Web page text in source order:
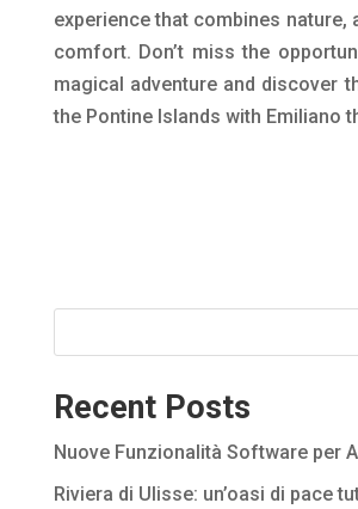
experience that combines nature,
comfort. Don’t miss the
magical adventure and discover
the Pontine Islands with Emiliano
Recent Posts
Nuove Funzionalità Software per
Riviera di Ulisse: un’oasi di pace